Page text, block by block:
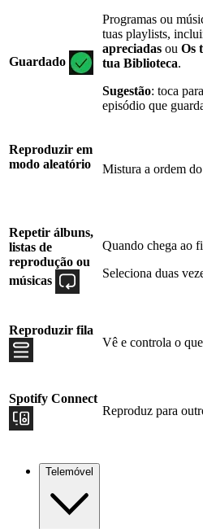
Guardado
Programas ou
tuas playlists,
apreciadas ou Os
tua Biblioteca.
Sugestão: toca
episódio que
Reproduzir em
modo aleatório
Mistura a ordem
Repetir álbuns,
listas de
reprodução ou
músicas
Quando chega ao
Seleciona duas
Reproduzir fila
Vê e controla o
Spotify Connect
Reproduz para
Telemóvel